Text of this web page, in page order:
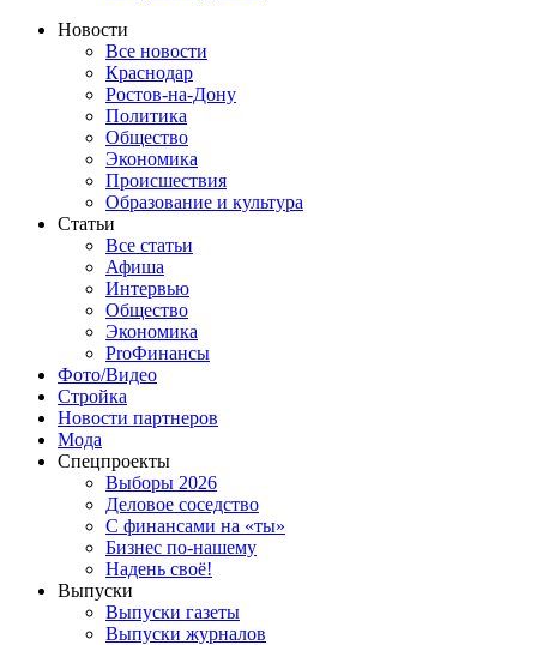
Новости
Все новости
Краснодар
Ростов-на-Дону
Политика
Общество
Экономика
Происшествия
Образование и культура
Статьи
Все статьи
Афиша
Интервью
Общество
Экономика
ProФинансы
Фото/Видео
Стройка
Новости партнеров
Мода
Спецпроекты
Выборы 2026
Деловое соседство
С финансами на «ты»
Бизнес по-нашему
Надень своё!
Выпуски
Выпуски газеты
Выпуски журналов